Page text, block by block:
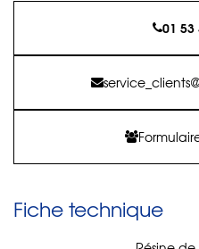
01 53
Fiche technique